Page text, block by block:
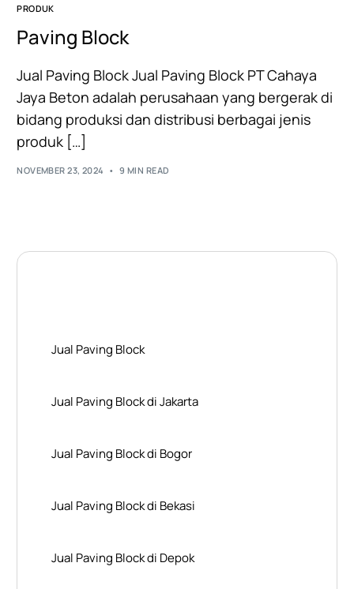
PRODUK
Paving Block
Jual Paving Block Jual Paving Block PT Cahaya
Jaya Beton adalah perusahaan yang bergerak di
bidang produksi dan distribusi berbagai jenis
produk […]
NOVEMBER 23, 2024 9 MIN READ
Jual Paving Block
Jual Paving Block di Jakarta
Jual Paving Block di Bogor
Jual Paving Block di Bekasi
Jual Paving Block di Depok